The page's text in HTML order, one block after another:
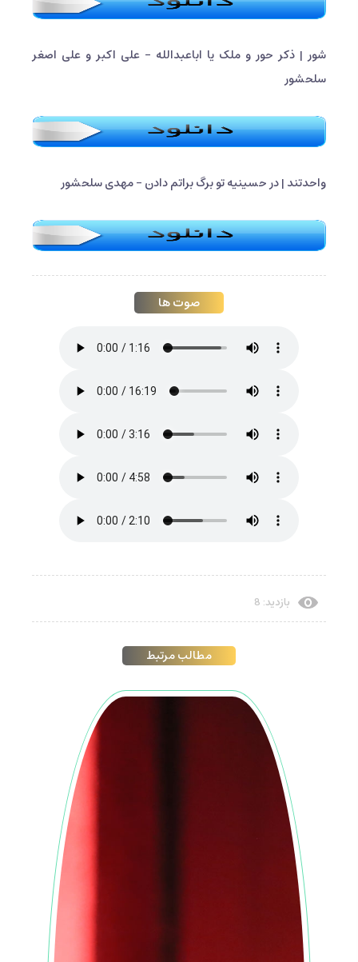
شور | ذکر حور و ملک یا اباعبدالله - علی اکبر و علی اصغر
سلحشور
واحدتند | در حسینیه تو برگ براتم دادن - مهدی سلحشور
صوت ها
بازدید: 8
مطالب مرتبط